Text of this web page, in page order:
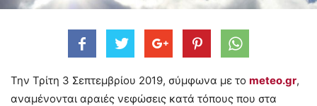
Την Τρίτη 3 Σεπτεμβρίου 2019, σύμφωνα με το meteo.gr,
αναμένονται αραιές νεφώσεις κατά τόπους που στα